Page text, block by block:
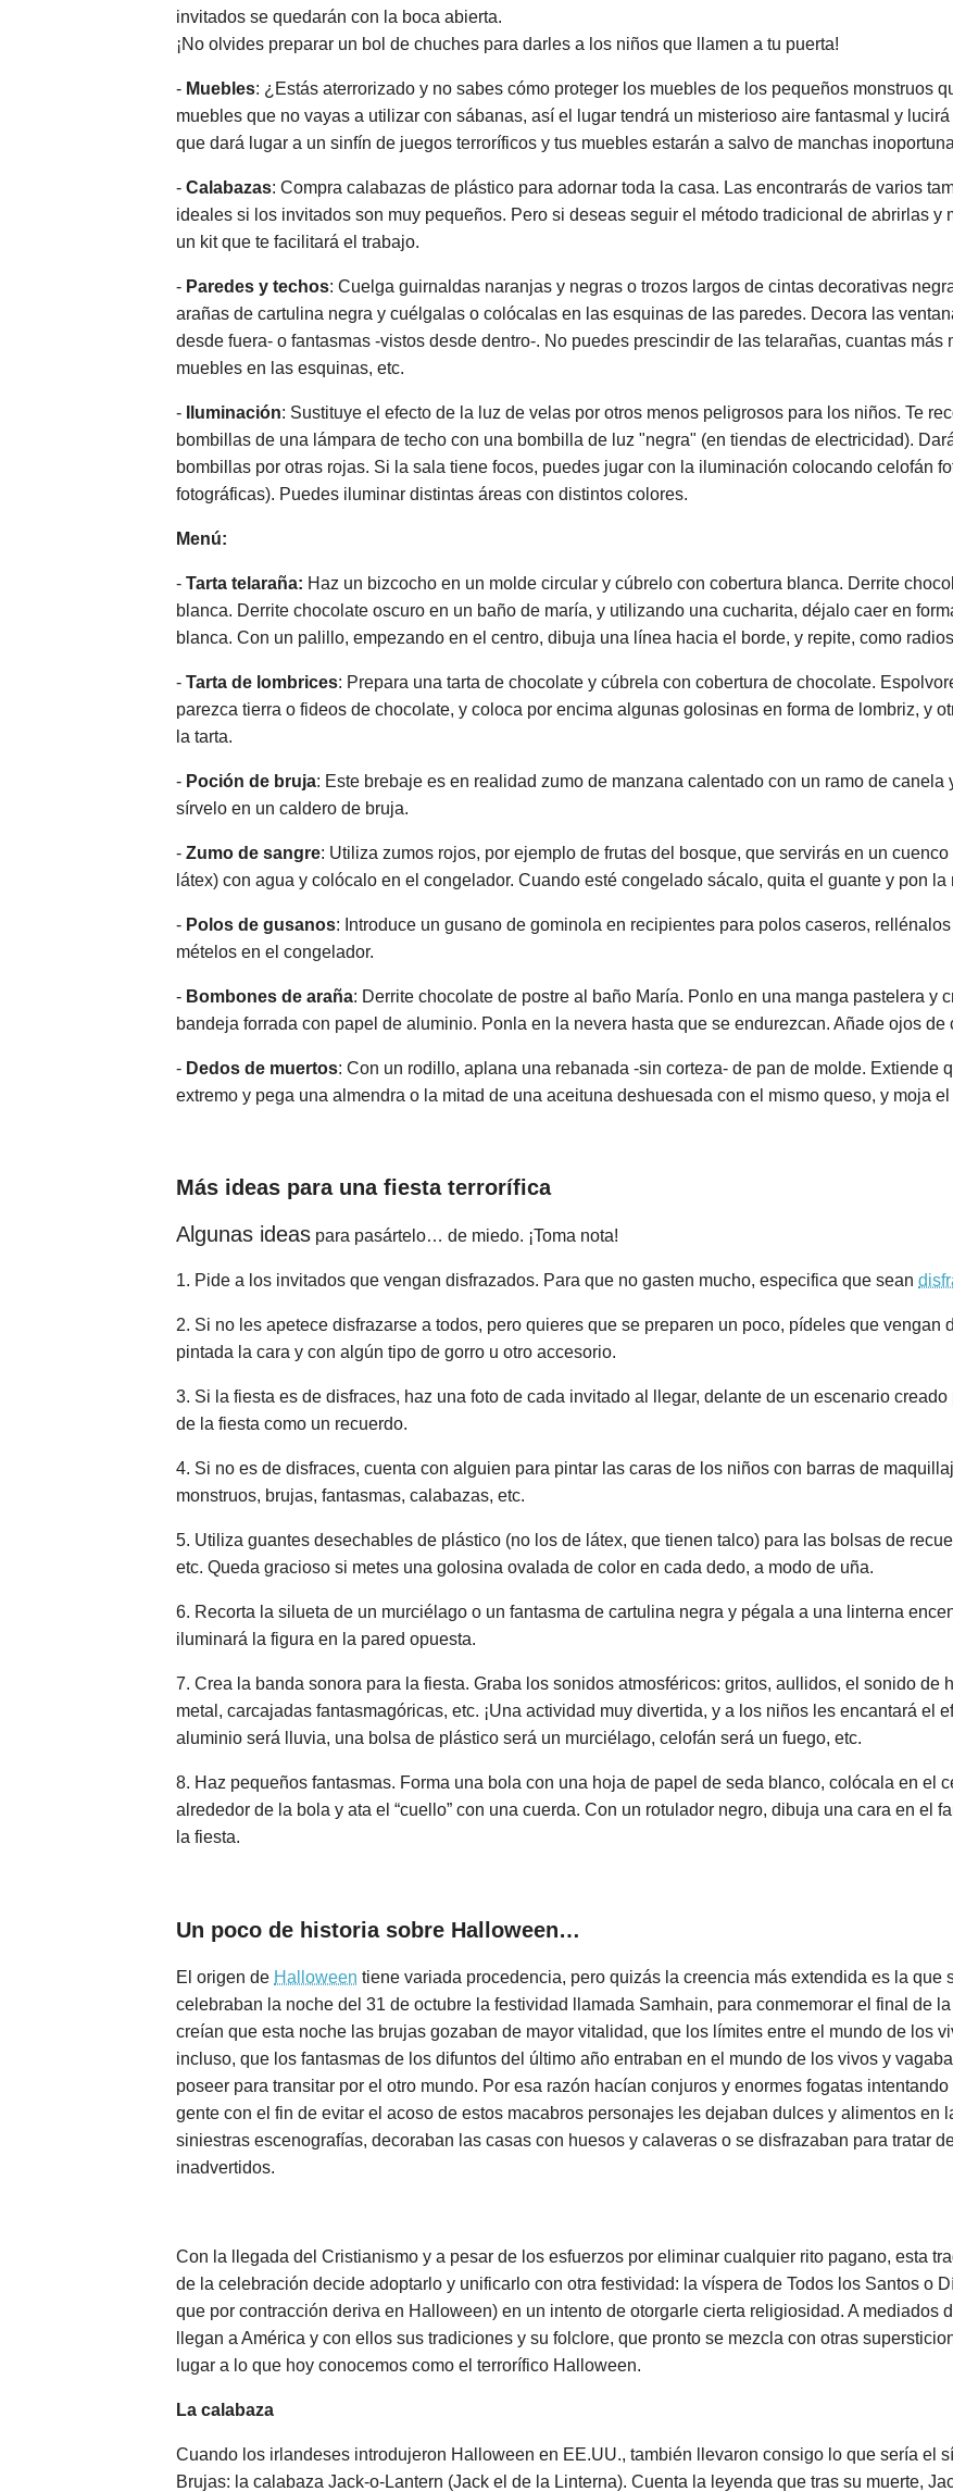
invitados se quedarán con la boca abierta.
¡No olvides preparar un bol de chuches para darles a los niños que llamen a tu puerta!
- Muebles: ¿Estás aterrorizado y no sabes cómo proteger los muebles de los pequeños monstruos
muebles que no vayas a utilizar con sábanas, así el lugar tendrá un misterioso aire fantasmal y
que dará lugar a un sinfín de juegos terroríficos y tus muebles estarán a salvo de manchas
- Calabazas: Compra calabazas de plástico para adornar toda la casa. Las encontrarás de varios
ideales si los invitados son muy pequeños. Pero si deseas seguir el método tradicional de abrirlas y
un kit que te facilitará el trabajo.
- Paredes y techos: Cuelga guirnaldas naranjas y negras o trozos largos de cintas decorativas
arañas de cartulina negra y cuélgalas o colócalas en las esquinas de las paredes. Decora las
desde fuera- o fantasmas -vistos desde dentro-. No puedes prescindir de las telarañas, cuantas más
muebles en las esquinas, etc.
- Iluminación: Sustituye el efecto de la luz de velas por otros menos peligrosos para los niños. Te
bombillas de una lámpara de techo con una bombilla de luz "negra" (en tiendas de electricidad).
bombillas por otras rojas. Si la sala tiene focos, puedes jugar con la iluminación colocando celofán
fotográficas). Puedes iluminar distintas áreas con distintos colores.
Menú:
- Tarta telaraña: Haz un bizcocho en un molde circular y cúbrelo con cobertura blanca. Derrite
blanca. Derrite chocolate oscuro en un baño de maría, y utilizando una cucharita, déjalo caer en
blanca. Con un palillo, empezando en el centro, dibuja una línea hacia el borde, y repite, como
- Tarta de lombrices: Prepara una tarta de chocolate y cúbrela con cobertura de chocolate.
parezca tierra o fideos de chocolate, y coloca por encima algunas golosinas en forma de lombriz, y
la tarta.
- Poción de bruja: Este brebaje es en realidad zumo de manzana calentado con un ramo de
sírvelo en un caldero de bruja.
- Zumo de sangre: Utiliza zumos rojos, por ejemplo de frutas del bosque, que servirás en un
látex) con agua y colócalo en el congelador. Cuando esté congelado sácalo, quita el guante y pon
- Polos de gusanos: Introduce un gusano de gominola en recipientes para polos caseros,
mételos en el congelador.
- Bombones de araña: Derrite chocolate de postre al baño María. Ponlo en una manga pastelera y
bandeja forrada con papel de aluminio. Ponla en la nevera hasta que se endurezcan. Añade ojos de
- Dedos de muertos: Con un rodillo, aplana una rebanada -sin corteza- de pan de molde. Extiende
extremo y pega una almendra o la mitad de una aceituna deshuesada con el mismo queso, y moja
Más ideas para una fiesta terrorífica
Algunas ideas para pasártelo… de miedo. ¡Toma nota!
1. Pide a los invitados que vengan disfrazados. Para que no gasten mucho, especifica que sean
2. Si no les apetece disfrazarse a todos, pero quieres que se preparen un poco, pídeles que vengan
pintada la cara y con algún tipo de gorro u otro accesorio.
3. Si la fiesta es de disfraces, haz una foto de cada invitado al llegar, delante de un escenario
de la fiesta como un recuerdo.
4. Si no es de disfraces, cuenta con alguien para pintar las caras de los niños con barras de
monstruos, brujas, fantasmas, calabazas, etc.
5. Utiliza guantes desechables de plástico (no los de látex, que tienen talco) para las bolsas de
etc. Queda gracioso si metes una golosina ovalada de color en cada dedo, a modo de uña.
6. Recorta la silueta de un murciélago o un fantasma de cartulina negra y pégala a una linterna
iluminará la figura en la pared opuesta.
7. Crea la banda sonora para la fiesta. Graba los sonidos atmosféricos: gritos, aullidos, el sonido de
metal, carcajadas fantasmagóricas, etc. ¡Una actividad muy divertida, y a los niños les encantará el
aluminio será lluvia, una bolsa de plástico será un murciélago, celofán será un fuego, etc.
8. Haz pequeños fantasmas. Forma una bola con una hoja de papel de seda blanco, colócala en el
alrededor de la bola y ata el “cuello” con una cuerda. Con un rotulador negro, dibuja una cara en el
la fiesta.
Un poco de historia sobre Halloween…
El origen de Halloween tiene variada procedencia, pero quizás la creencia más extendida es la que
celebraban la noche del 31 de octubre la festividad llamada Samhain, para conmemorar el final de
creían que esta noche las brujas gozaban de mayor vitalidad, que los límites entre el mundo de los
incluso, que los fantasmas de los difuntos del último año entraban en el mundo de los vivos y
poseer para transitar por el otro mundo. Por esa razón hacían conjuros y enormes fogatas
gente con el fin de evitar el acoso de estos macabros personajes les dejaban dulces y alimentos en
siniestras escenografías, decoraban las casas con huesos y calaveras o se disfrazaban para tratar
inadvertidos.
Con la llegada del Cristianismo y a pesar de los esfuerzos por eliminar cualquier rito pagano, esta
de la celebración decide adoptarlo y unificarlo con otra festividad: la víspera de Todos los Santos o
que por contracción deriva en Halloween) en un intento de otorgarle cierta religiosidad. A mediados
llegan a América y con ellos sus tradiciones y su folclore, que pronto se mezcla con otras
lugar a lo que hoy conocemos como el terrorífico Halloween.
La calabaza
Cuando los irlandeses introdujeron Halloween en EE.UU., también llevaron consigo lo que sería el
Brujas: la calabaza Jack-o-Lantern (Jack el de la Linterna). Cuenta la leyenda que tras su muerte,